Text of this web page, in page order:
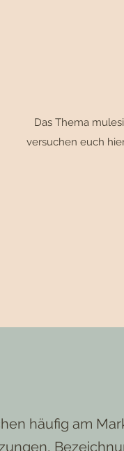
Das Thema
versuchen euch
häufig am